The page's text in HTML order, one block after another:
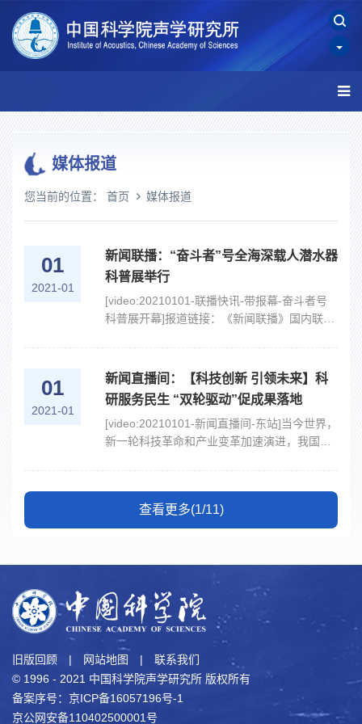
媒体报道
您当前的位置： 首页 媒体报道
01
2021-01
新闻联播：“奋斗者”号全海深载人潜水器
科普展举行
[video:20210101-联播快讯-带报幕-奋斗者号
科普展开幕]报道链接：《新闻联播》国内联播
01
2021-01
新闻直播间：【科技创新 引领未来】科
研服务民生 “双轮驱动”促成果落地
[video:20210101-新闻直播间-东站]当今世界，
新一轮科技革命和产业变革加速演进，我国强
务民生的重大科研成果的产出奠定了坚实基
础。在中科院声学所东海研...
查看更多(1/11)
旧版回顾 | 网站地图 |
联系我们
© 1996 - 2021 中国科学院声学研究所 版权所有
备案序号：京ICP备16057196号-1
京公网安备110402500001号